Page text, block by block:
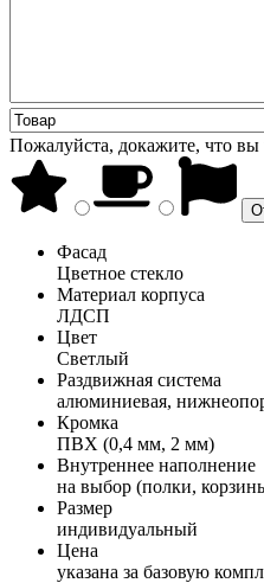
Пожалуйста, докажите, что вы
Фасад
Цветное стекло
Материал корпуса
ЛДСП
Цвет
Светлый
Раздвижная система
алюминиевая,
Кромка
ПВХ (0,4 мм, 2 мм)
Внутреннее наполнение
на выбор (полки,
Размер
индивидуальный
Цена
указана за базовую